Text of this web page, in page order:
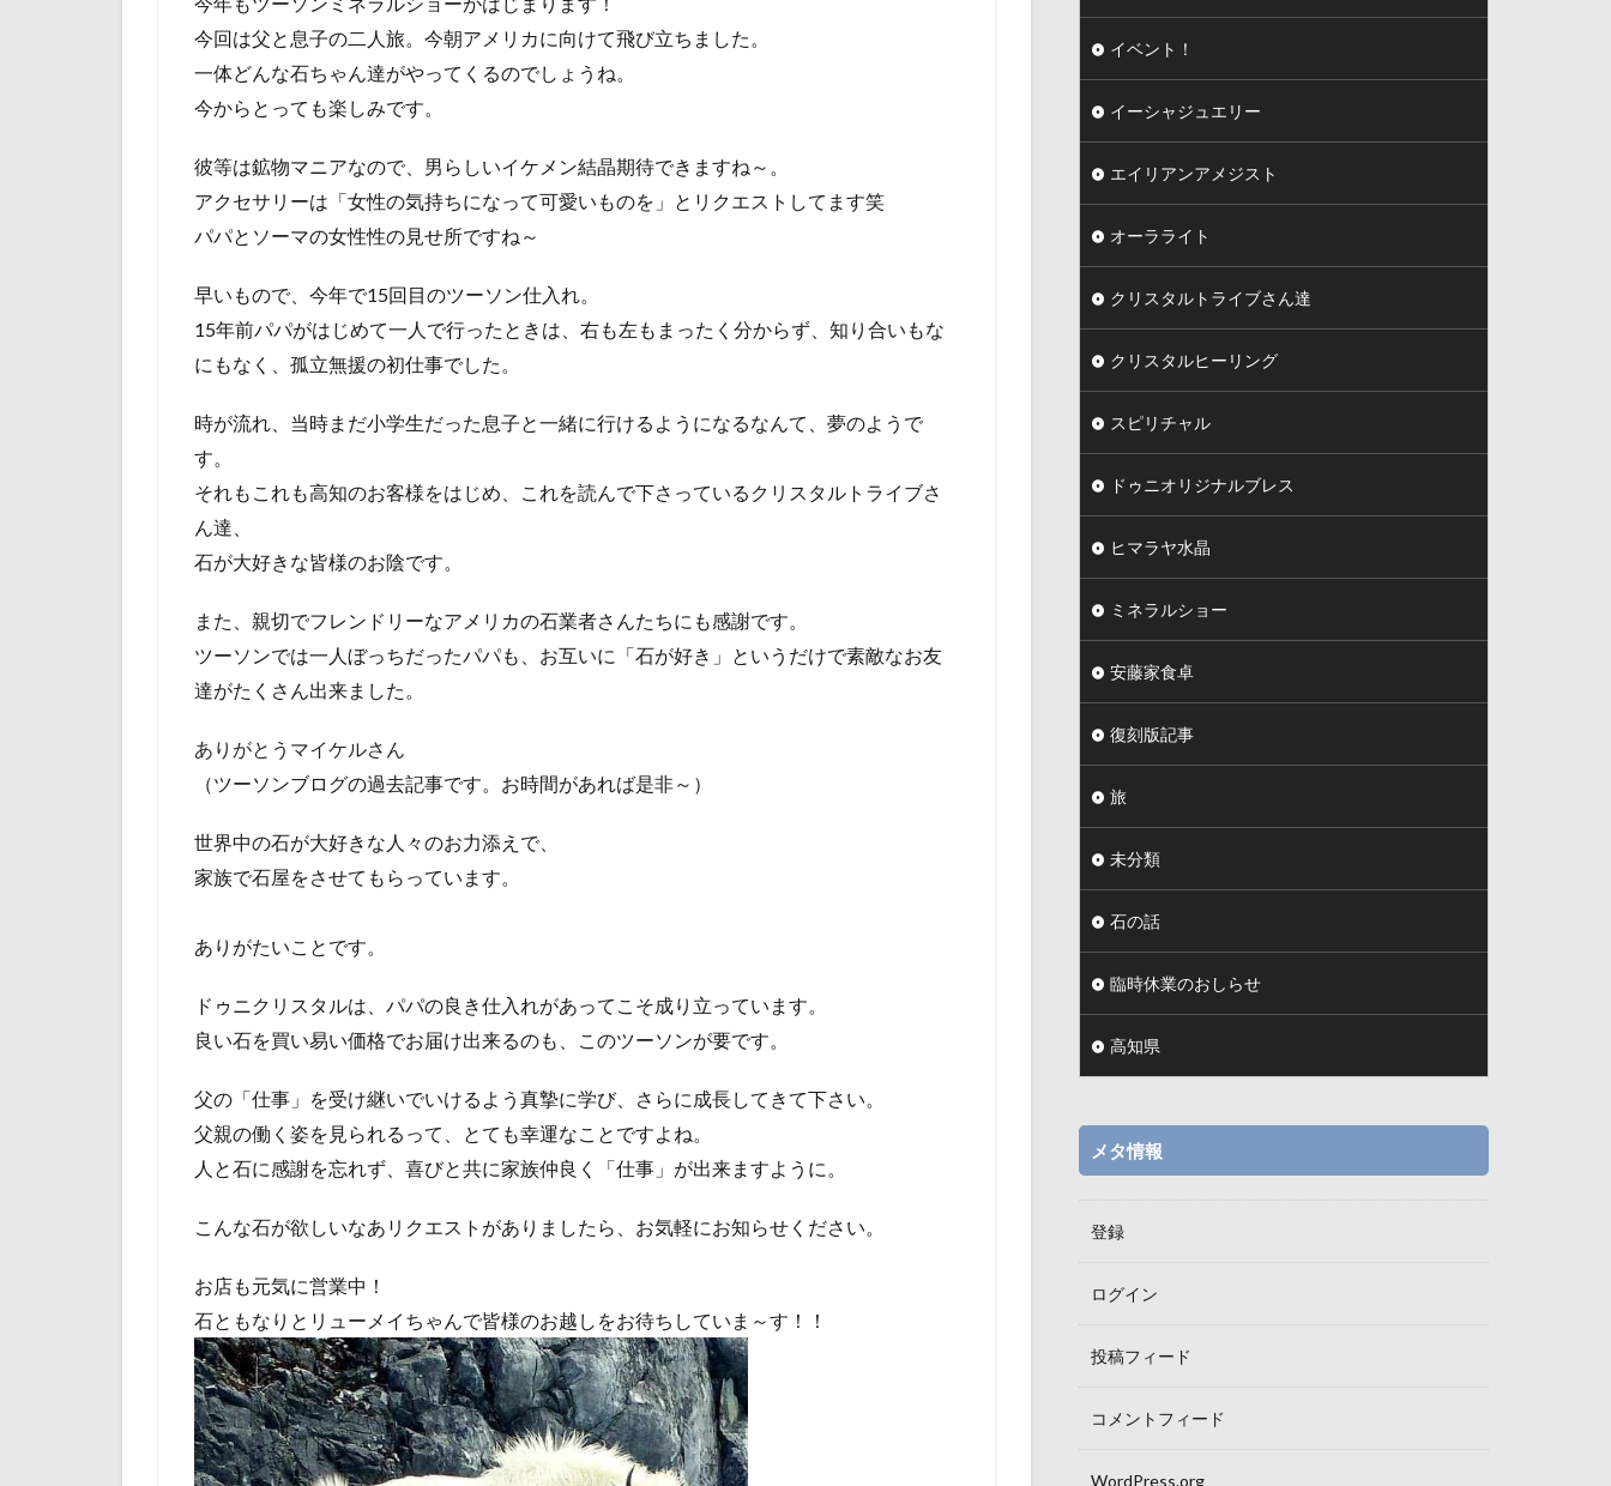
今回は父と息子の二人旅。今朝アメリカに向けて飛び立ちました。
一体どんな石ちゃん達がやってくるのでしょうね。
今からとっても楽しみです。
彼等は鉱物マニアなので、男らしいイケメン結晶期待できますね～。
アクセサリーは「女性の気持ちになって可愛いものを」とリクエストしてます笑
パパとソーマの女性性の見せ所ですね～
早いもので、今年で15回目のツーソン仕入れ。
15年前パパがはじめて一人で行ったときは、右も左もまったく分からず、知り合いもな
にもなく、孤立無援の初仕事でした。
時が流れ、当時まだ小学生だった息子と一緒に行けるようになるなんて、夢のようで
す。
それもこれも高知のお客様をはじめ、これを読んで下さっているクリスタルトライブさ
ん達、
石が大好きな皆様のお陰です。
また、親切でフレンドリーなアメリカの石業者さんたちにも感謝です。
ツーソンでは一人ぼっちだったパパも、お互いに「石が好き」というだけで素敵なお友
達がたくさん出来ました。
ありがとうマイケルさん
（ツーソンブログの過去記事です。お時間があれば是非～）
世界中の石が大好きな人々のお力添えで、
家族で石屋をさせてもらっています。
ありがたいことです。
ドゥニクリスタルは、パパの良き仕入れがあってこそ成り立っています。
良い石を買い易い価格でお届け出来るのも、このツーソンが要です。
父の「仕事」を受け継いでいけるよう真摯に学び、さらに成長してきて下さい。
父親の働く姿を見られるって、とても幸運なことですよね。
人と石に感謝を忘れず、喜びと共に家族仲良く「仕事」が出来ますように。
こんな石が欲しいなあリクエストがありましたら、お気軽にお知らせください。
お店も元気に営業中！
石ともなりとリューメイちゃんで皆様のお越しをお待ちしていま～す！！
イベント！
イーシャジュエリー
エイリアンアメジスト
オーラライト
クリスタルトライブさん達
クリスタルヒーリング
スピリチャル
ドゥニオリジナルブレス
ヒマラヤ水晶
ミネラルショー
安藤家食卓
復刻版記事
旅
未分類
石の話
臨時休業のおしらせ
高知県
メタ情報
登録
ログイン
投稿フィード
コメントフィード
WordPress.org